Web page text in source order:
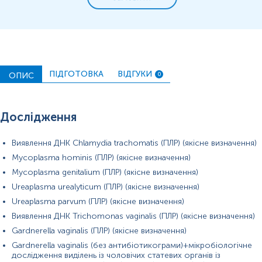
вимірювань можуть змінюватися у відповідності до зміни
Секрет простати для дослідження забирається лікарем.
Відбір біоматеріалу проводиться до початку або через 14 днів
імунобіологічними, протигрибковими, противірусними
препаратами.
За 3 доби перед здачею аналізу утриматись від еякуляції
(сім’явиверження).
За 3 год утриматись від сечовипускання.
сауни, лазню), алкоголь і гостру їжу.
Застереження! Самостійно проводити відбір не рекомендується,
ОПИС ПІДГОТОВКА ВІДГУКИ 0
Дослідження
Виявлення ДНК Chlamydia trachomatis (ПЛР) (якісне визначення)
Mycoplasma hominis (ПЛР) (якісне визначення)
Mycoplasma genitalium (ПЛР) (якісне визначення)
Ureaplasma urealyticum (ПЛР) (якісне визначення)
Ureaplasma parvum (ПЛР) (якісне визначення)
Виявлення ДНК Trichomonas vaginalis (ПЛР) (якісне визначення)
Gardnerella vaginalis (ПЛР) (якісне визначення)
Gardnerella vaginalis (без антибіотикограми)+мікробіологічне
дослідження виділень із чоловічих статевих органів із